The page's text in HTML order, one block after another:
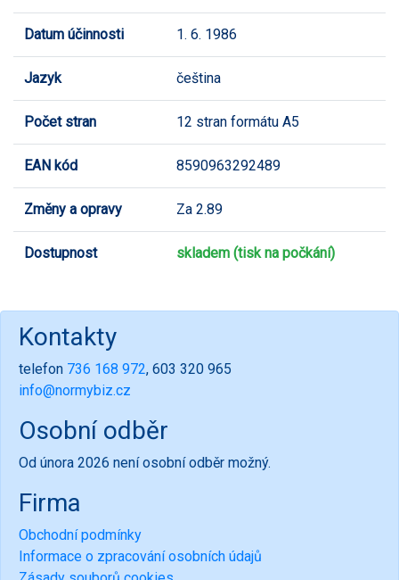
Datum účinnosti 1. 6. 1986
Jazyk čeština
Počet stran 12 stran formátu A5
EAN kód 8590963292489
Změny a opravy Za 2.89
Dostupnost skladem (tisk na počkání)
Kontakty
telefon 736 168 972, 603 320 965
info@normybiz.cz
Osobní odběr
Od února 2026 není osobní odběr možný.
Firma
Obchodní podmínky
Informace o zpracování osobních údajů